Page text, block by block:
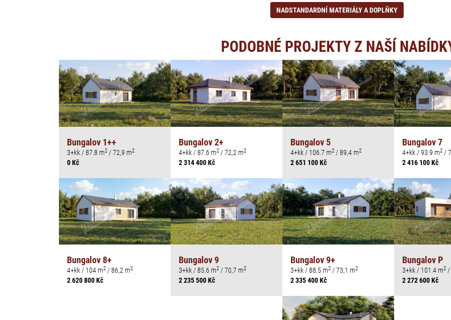
NADSTANDARDNÍ MATERIÁLY A DOPLŇKY
PODOBNÉ PROJEKTY Z NAŠÍ
Bungalov 1++
3+kk / 87.8 m2 / 72,9 m2
0 Kč
Bungalov 2+
4+kk / 87.6 m2 / 72,2 m2
2 314 400 Kč
Bungalov 5
4+kk / 106.7 m2 / 89,4 m2
2 651 100 Kč
Bungalov 7
4+kk / 93.9 m2 /
2 416 100 Kč
Bungalov 8+
4+kk / 104 m2 / 86,2 m2
2 620 800 Kč
Bungalov 9
3+kk / 85.6 m2 / 70,7 m2
2 235 500 Kč
Bungalov 9+
3+kk / 88.5 m2 / 73,1 m2
2 335 400 Kč
Bungalov P
3+kk / 101.4 m2 /
2 272 600 Kč